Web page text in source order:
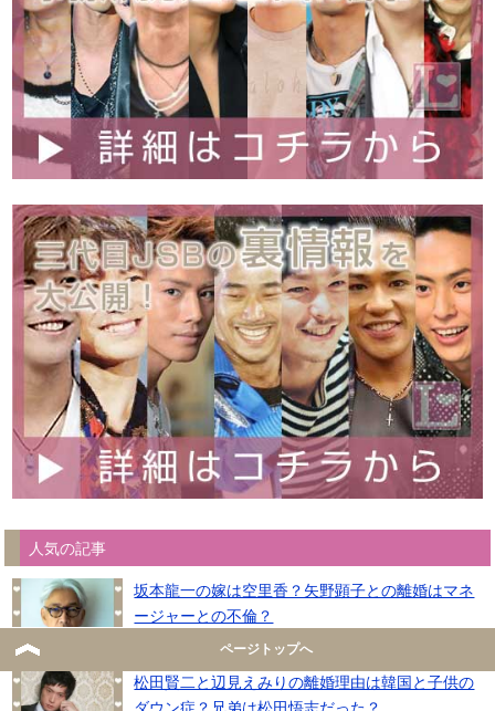
人気の記事
坂本龍一の嫁は空里香？矢野顕子との離婚はマネ
ージャーとの不倫？
松田賢二と辺見えみりの離婚理由は韓国と子供の
ダウン症？兄弟は松田悟志だった？
ページトップへ